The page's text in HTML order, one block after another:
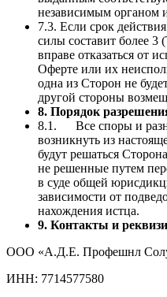
независимым органом
7.3. Если срок
силы составит более 3
вправе отказаться от
Оферте или их
одна из Сторон не
другой стороны
8. Порядок
8.1. Все споры и
возникнуть из
будут решаться
не решенные путем
в суде общей
зависимости от
нахождения истца.
9. Контакты и
ООО «А.Д.Е. Профешнл
ИНН: 7714577580